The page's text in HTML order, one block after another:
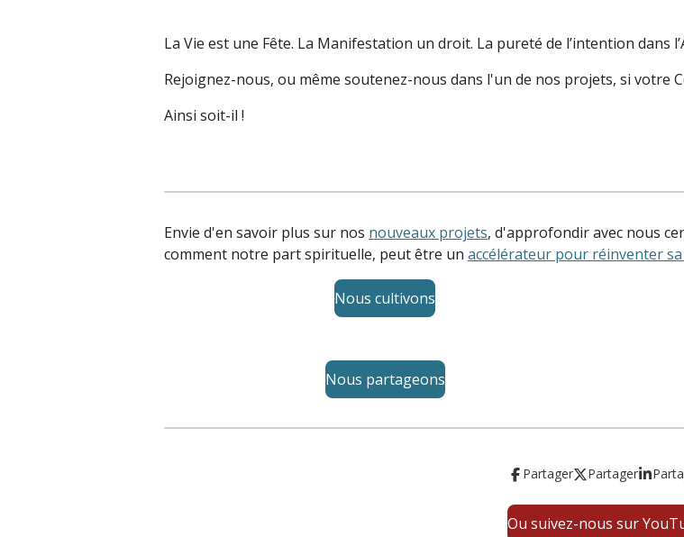
La Vie est une Fête. La Manifestation un droit. La pureté de l’intention dans
Rejoignez-nous, ou même soutenez-nous dans l'un de nos projets, si votre
Ainsi soit-il !
Envie d'en savoir plus sur nos nouveaux projets, d'approfondir avec nous
comment notre part spirituelle, peut être un accélérateur pour réinventer sa
Nous cultivons
Nous partageons
Partager Partager
Ou suivez-nous sur